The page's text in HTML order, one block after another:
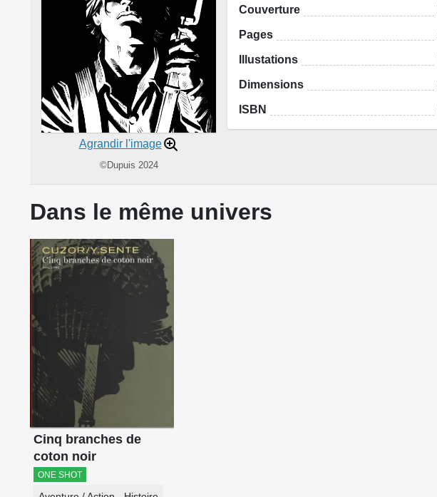
Agrandir l'image
©Dupuis 2024
Couverture
Pages
Illustations
Dimensions
ISBN
Dans le même univers
Cinq branches de
coton noir
ONE SHOT